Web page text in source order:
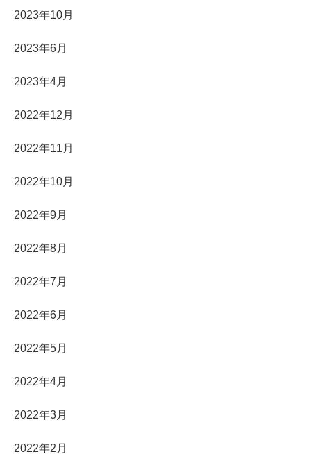
2023年10月
2023年6月
2023年4月
2022年12月
2022年11月
2022年10月
2022年9月
2022年8月
2022年7月
2022年6月
2022年5月
2022年4月
2022年3月
2022年2月